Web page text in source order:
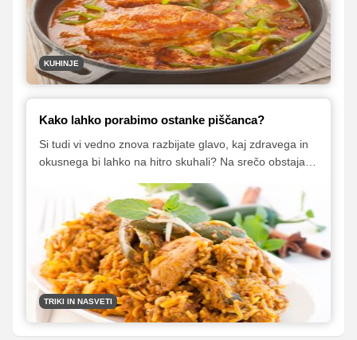
začimb in izbrane zakuhe se pač težko upremo. Tudi
takrat, ko se spopadamo z boleznijo, saj naj bi po
ljudskem izročilu čista kokošja juha okrepčala telo in
nam dala novih moči.
KUHINJE
Kako lahko porabimo ostanke piščanca?
Si tudi vi vedno znova razbijate glavo, kaj zdravega in
okusnega bi lahko na hitro skuhali? Na srečo obstajajo
TRIKI IN NASVETI